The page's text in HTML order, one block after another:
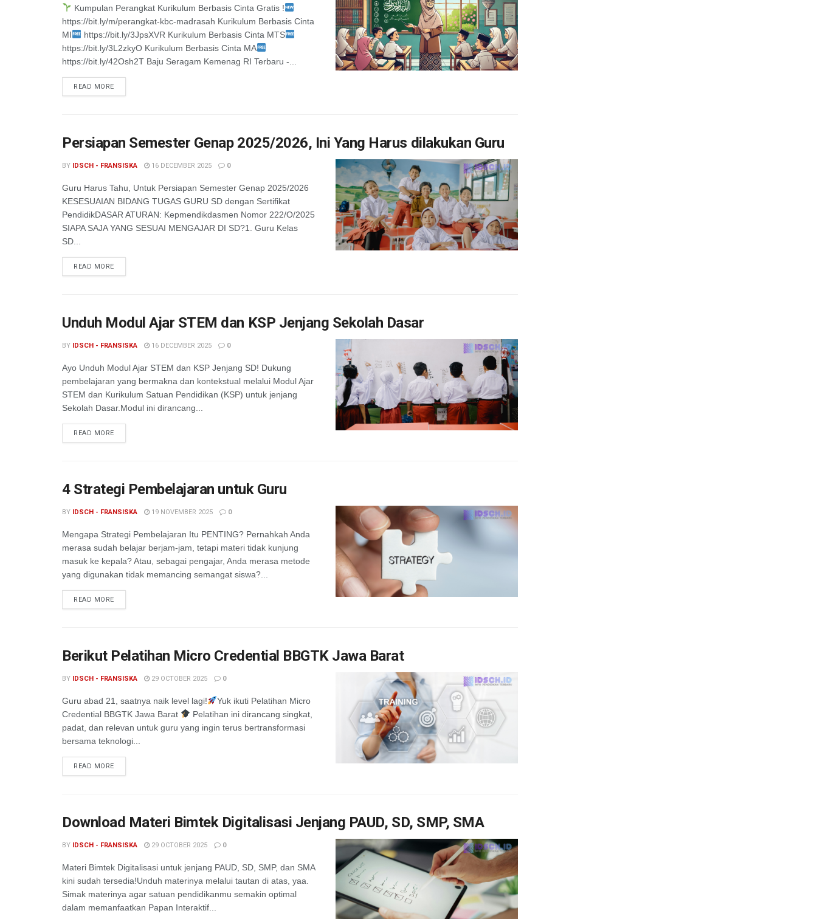
Kumpulan Perangkat Kurikulum Berbasis Cinta Gratis !
https://bit.ly/m/perangkat-kbc-madrasah Kurikulum Berbasis Cinta
MI
https://bit.ly/3JpsXVR Kurikulum Berbasis Cinta MTS
https://bit.ly/3L2zkyO Kurikulum Berbasis Cinta MA
https://bit.ly/42Osh2T Baju Seragam Kemenag RI Terbaru -...
READ MORE
Persiapan Semester Genap 2025/2026, Ini Yang Harus dilakukan Guru
BY IDSCH - FRANSISKA 16 DECEMBER 2025 0
Guru Harus Tahu, Untuk Persiapan Semester Genap 2025/2026
KESESUAIAN BIDANG TUGAS GURU SD dengan Sertifikat
PendidikDASAR ATURAN: Kepmendikdasmen Nomor 222/O/2025
SIAPA SAJA YANG SESUAI MENGAJAR DI SD?1. Guru Kelas
SD...
READ MORE
Unduh Modul Ajar STEM dan KSP Jenjang Sekolah Dasar
BY IDSCH - FRANSISKA 16 DECEMBER 2025 0
Ayo Unduh Modul Ajar STEM dan KSP Jenjang SD! Dukung
pembelajaran yang bermakna dan kontekstual melalui Modul Ajar
STEM dan Kurikulum Satuan Pendidikan (KSP) untuk jenjang
Sekolah Dasar.Modul ini dirancang...
READ MORE
4 Strategi Pembelajaran untuk Guru
BY IDSCH - FRANSISKA 19 NOVEMBER 2025 0
Mengapa Strategi Pembelajaran Itu PENTING? ​Pernahkah Anda
merasa sudah belajar berjam-jam, tetapi materi tidak kunjung
masuk ke kepala? Atau, sebagai pengajar, Anda merasa metode
yang digunakan tidak memancing semangat siswa?...
READ MORE
Berikut Pelatihan Micro Credential BBGTK Jawa Barat
BY IDSCH - FRANSISKA 29 OCTOBER 2025 0
Guru abad 21, saatnya naik level lagi!
Yuk ikuti Pelatihan Micro
Credential BBGTK Jawa Barat
Pelatihan ini dirancang singkat,
padat, dan relevan untuk guru yang ingin terus bertransformasi
bersama teknologi...
READ MORE
Download Materi Bimtek Digitalisasi Jenjang PAUD, SD, SMP, SMA
BY IDSCH - FRANSISKA 29 OCTOBER 2025 0
Materi Bimtek Digitalisasi untuk jenjang PAUD, SD, SMP, dan SMA
kini sudah tersedia!Unduh materinya melalui tautan di atas, yaa.
Simak materinya agar satuan pendidikanmu semakin optimal
dalam memanfaatkan Papan Interaktif...